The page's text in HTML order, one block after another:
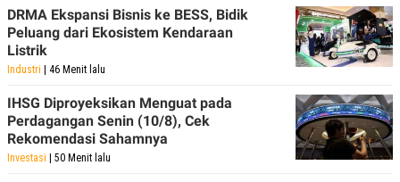
DRMA Ekspansi Bisnis ke BESS, Bidik
Peluang dari Ekosistem Kendaraan
Listrik
Industri | 46 Menit lalu
IHSG Diproyeksikan Menguat pada
Perdagangan Senin (10/8), Cek
Rekomendasi Sahamnya
Investasi | 50 Menit lalu